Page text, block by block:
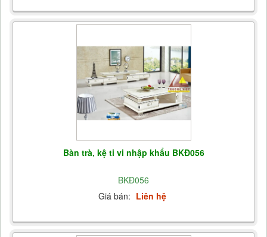
Bàn trà, kệ ti vi nhập khẩu BKĐ056
BKĐ056
Giá bán: Liên hệ